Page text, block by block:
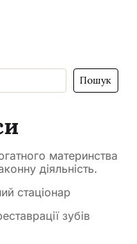
Пошук
материнства
діяльність.
стаціонар
зубів